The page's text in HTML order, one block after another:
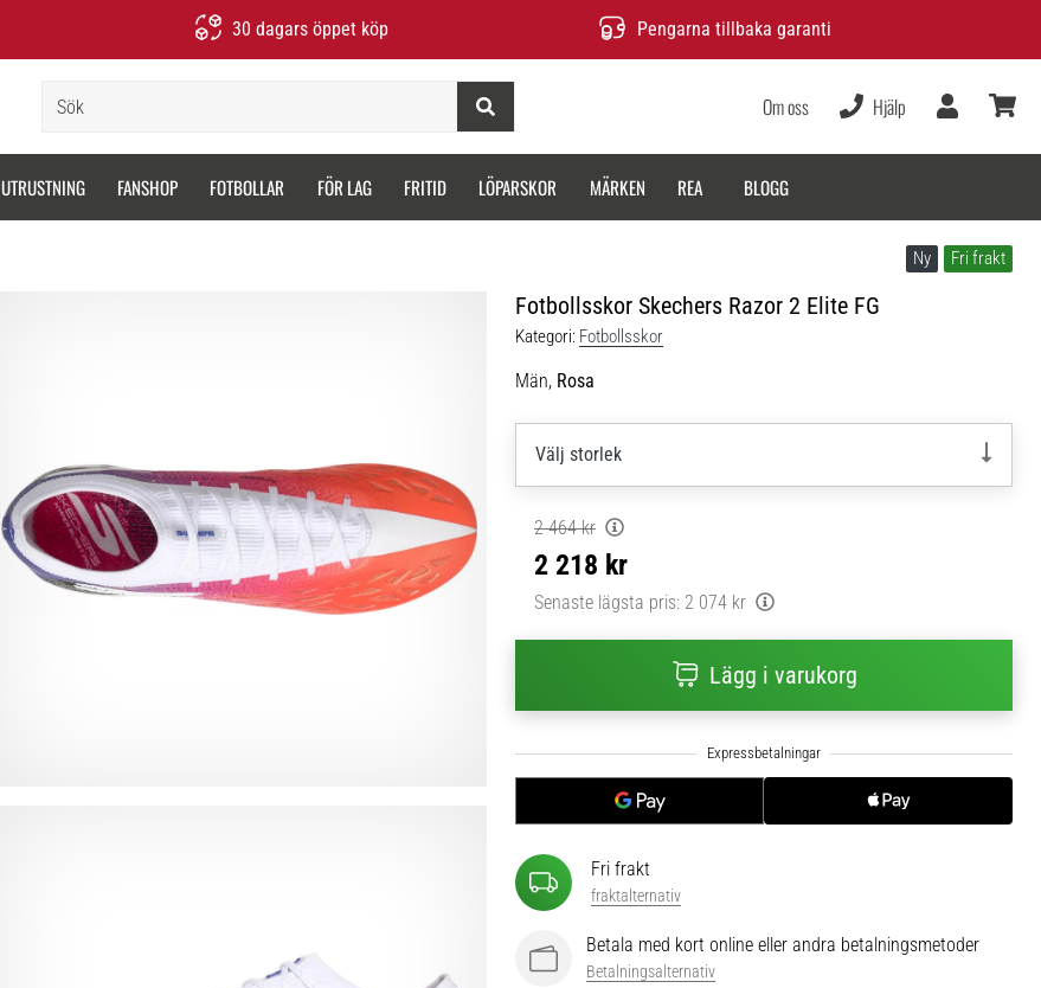
30 dagars öppet köp Pengarna tillbaka garanti
Om oss Hjälp
UTRUSTNING FANSHOP FOTBOLLAR FÖR LAG FRITID LÖPARSKOR MÄRKEN REA BLOGG
Ny Fri frakt
Fotbollsskor Skechers Razor 2 Elite FG
Kategori: Fotbollsskor
Män, Rosa
Välj storlek
2 464 kr
2 218 kr
Senaste lägsta pris: 2 074 kr
Lägg i varukorg
Fri frakt
fraktalternativ
Betala med kort online eller andra betalningsmetoder
Betalningsalternativ